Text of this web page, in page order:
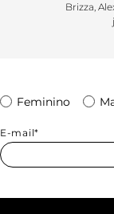
Brizza,
Feminino
E-mail*